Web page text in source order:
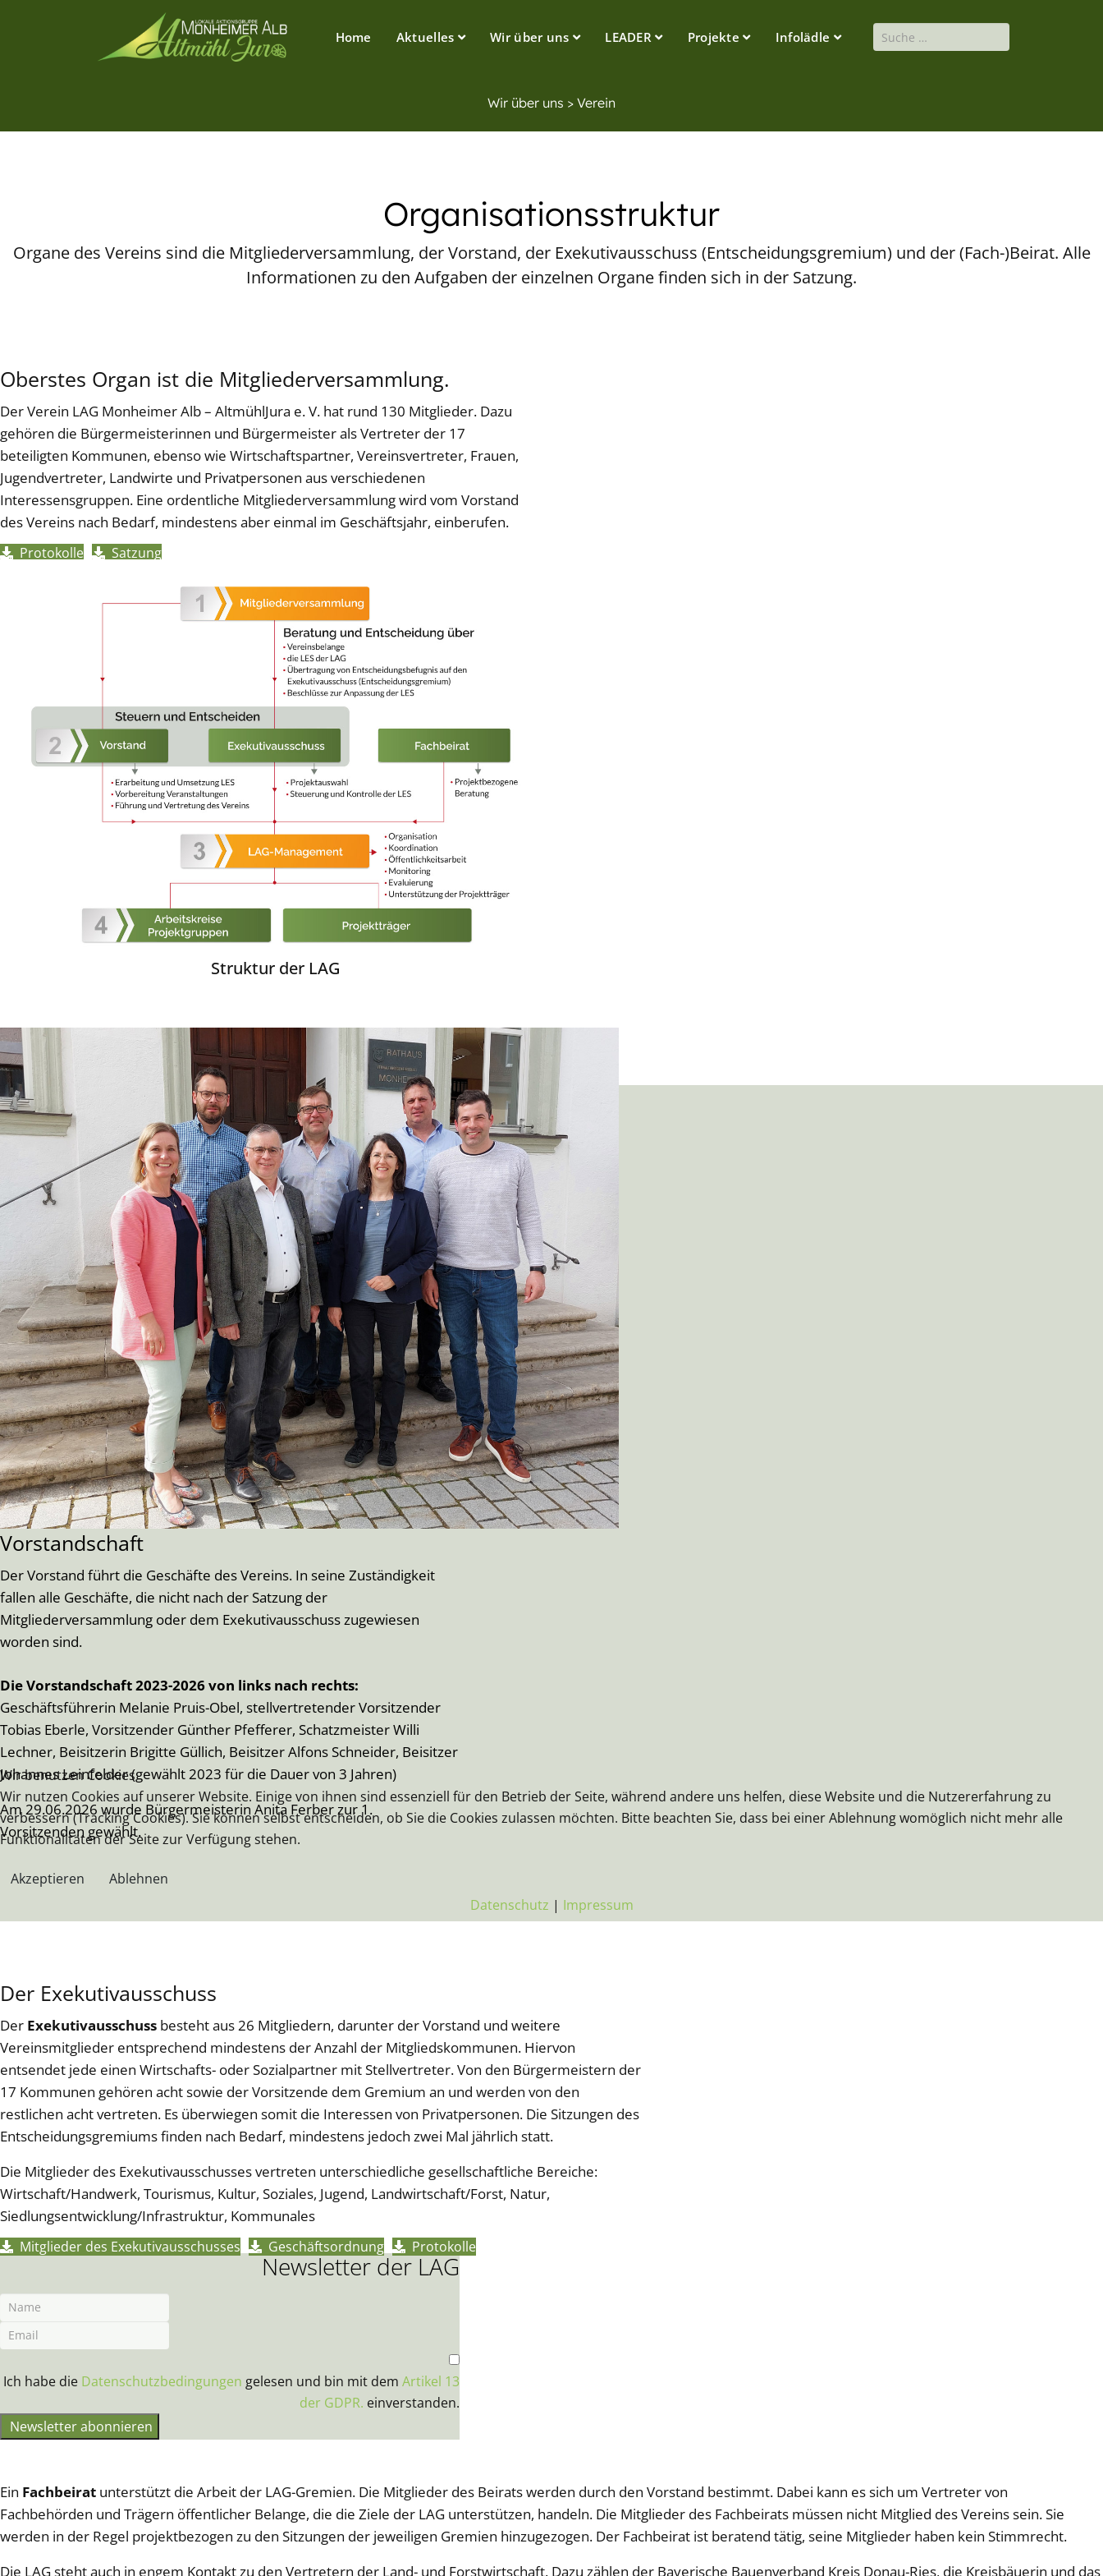
Home Aktuelles Wir über uns LEADER Projekte Infolädle Suchen
Wir über uns > Verein
Organisationsstruktur
Organe des Vereins sind die Mitgliederversammlung, der Vorstand, der Exekutivausschuss (Entscheidungsgremium) und der (Fach-)Beirat. Alle
Informationen zu den Aufgaben der einzelnen Organe finden sich in der Satzung.
Oberstes Organ ist die Mitgliederversammlung.
Der Verein LAG Monheimer Alb – AltmühlJura e. V. hat rund 130 Mitglieder. Dazu
gehören die Bürgermeisterinnen und Bürgermeister als Vertreter der 17
beteiligten Kommunen, ebenso wie Wirtschaftspartner, Vereinsvertreter, Frauen,
Jugendvertreter, Landwirte und Privatpersonen aus verschiedenen
Interessensgruppen. Eine ordentliche Mitgliederversammlung wird vom Vorstand
des Vereins nach Bedarf, mindestens aber einmal im Geschäftsjahr, einberufen.
Protokolle Satzung
Struktur der LAG
Vorstandschaft
Der Vorstand führt die Geschäfte des Vereins. In seine Zuständigkeit
fallen alle Geschäfte, die nicht nach der Satzung der
Mitgliederversammlung oder dem Exekutivausschuss zugewiesen
worden sind.
Die Vorstandschaft 2023-2026 von links nach rechts:
Geschäftsführerin Melanie Pruis-Obel, stellvertretender Vorsitzender
Tobias Eberle, Vorsitzender Günther Pfefferer, Schatzmeister Willi
Lechner, Beisitzerin Brigitte Güllich, Beisitzer Alfons Schneider, Beisitzer
Johannes Leinfelder (gewählt 2023 für die Dauer von 3 Jahren)
Am 29.06.2026 wurde Bürgermeisterin Anita Ferber zur 1.
Vorsitzenden gewählt.
Der Exekutivausschuss
Der Exekutivausschuss besteht aus 26 Mitgliedern, darunter der Vorstand und weitere
Vereinsmitglieder entsprechend mindestens der Anzahl der Mitgliedskommunen. Hiervon
entsendet jede einen Wirtschafts- oder Sozialpartner mit Stellvertreter. Von den Bürgermeistern der
17 Kommunen gehören acht sowie der Vorsitzende dem Gremium an und werden von den
restlichen acht vertreten. Es überwiegen somit die Interessen von Privatpersonen. Die Sitzungen des
Entscheidungsgremiums finden nach Bedarf, mindestens jedoch zwei Mal jährlich statt.
Die Mitglieder des Exekutivausschusses vertreten unterschiedliche gesellschaftliche Bereiche:
Wirtschaft/Handwerk, Tourismus, Kultur, Soziales, Jugend, Landwirtschaft/Forst, Natur,
Siedlungsentwicklung/Infrastruktur, Kommunales
Mitglieder des Exekutivausschusses Geschäftsordnung Protokolle
Newsletter der LAG
Ich habe die Datenschutzbedingungen gelesen und bin mit dem Artikel 13
der GDPR. einverstanden.
Newsletter abonnieren
Ein Fachbeirat unterstützt die Arbeit der LAG-Gremien. Die Mitglieder des Beirats werden durch den Vorstand bestimmt. Dabei kann es sich um Vertreter von
Fachbehörden und Trägern öffentlicher Belange, die die Ziele der LAG unterstützen, handeln. Die Mitglieder des Fachbeirats müssen nicht Mitglied des Vereins sein. Sie
werden in der Regel projektbezogen zu den Sitzungen der jeweiligen Gremien hinzugezogen. Der Fachbeirat ist beratend tätig, seine Mitglieder haben kein Stimmrecht.
Die LAG steht auch in engem Kontakt zu den Vertretern der Land- und Forstwirtschaft. Dazu zählen der Bayerische Bauenverband Kreis Donau-Ries, die Kreisbäuerin und das
Wir benutzen Cookies
Wir nutzen Cookies auf unserer Website. Einige von ihnen sind essenziell für den Betrieb der Seite, während andere uns helfen, diese Website und die Nutzererfahrung zu
verbessern (Tracking Cookies). Sie können selbst entscheiden, ob Sie die Cookies zulassen möchten. Bitte beachten Sie, dass bei einer Ablehnung womöglich nicht mehr alle
Funktionalitäten der Seite zur Verfügung stehen.
Akzeptieren
Ablehnen
Datenschutz | Impressum